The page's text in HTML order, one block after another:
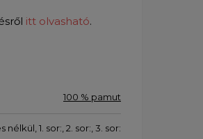
itt olvasható.
100 % pamut
nélkül, 1. sor:, 2. sor:, 3. sor: